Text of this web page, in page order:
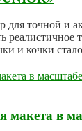
точной и
реалистичное
и кочки
макета в